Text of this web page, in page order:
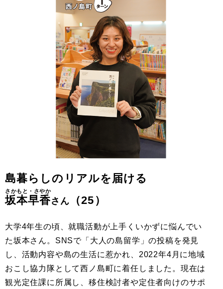
島暮らしのリアルを届ける
坂本早香
さかもと・さやか
さん （25）
大学4年生の頃、就職活動が上手くいかずに悩んでい
た坂本さん。SNSで「大人の島留学」の投稿を発見
し、活動内容や島の生活に惹かれ、2022年4月に地域
おこし協力隊として西ノ島町に着任しました。現在は
観光定住課に所属し、移住検討者や定住者向けのサポ